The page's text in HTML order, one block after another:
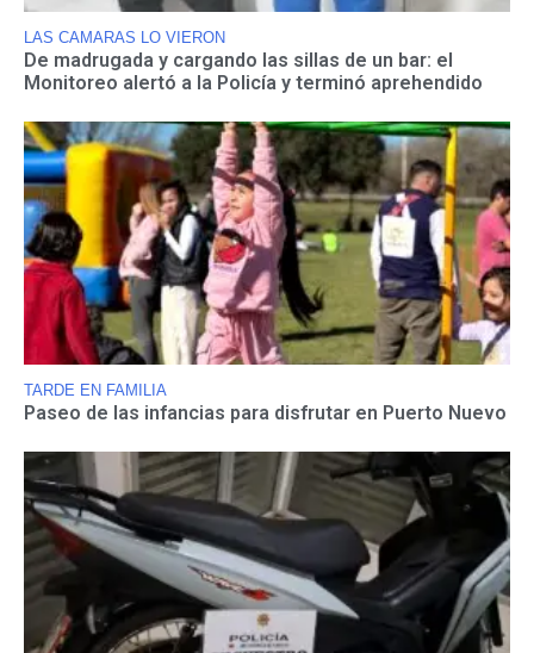
LAS CAMARAS LO VIERON
De madrugada y cargando las sillas de un bar: el
Monitoreo alertó a la Policía y terminó aprehendido
TARDE EN FAMILIA
Paseo de las infancias para disfrutar en Puerto Nuevo